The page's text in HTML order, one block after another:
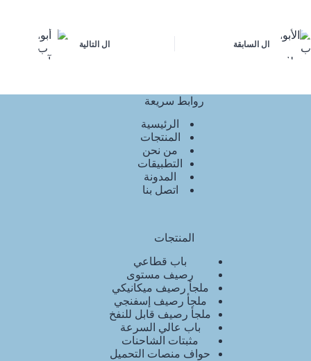
ال السابقة ال التالية
روابط سريعة
الرئيسية
المنتجات
من نحن
التطبيقات
المدونة
اتصل بنا
المنتجات
باب قطاعي
رصيف مستوى
ملجأ رصيف ميكانيكي
ملجأ رصيف إسفنجي
ملجأ رصيف قابل للنفخ
باب عالي السرعة
مثبتات الشاحنات
حواف منصات التحميل